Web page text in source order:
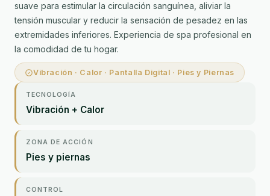
suave para estimular la circulación sanguínea, aliviar la
tensión muscular y reducir la sensación de pesadez en las
extremidades inferiores. Experiencia de spa profesional en
la comodidad de tu hogar.
Vibración · Calor · Pantalla Digital · Pies y Piernas
TECNOLOGÍA
Vibración + Calor
ZONA DE ACCIÓN
Pies y piernas
CONTROL